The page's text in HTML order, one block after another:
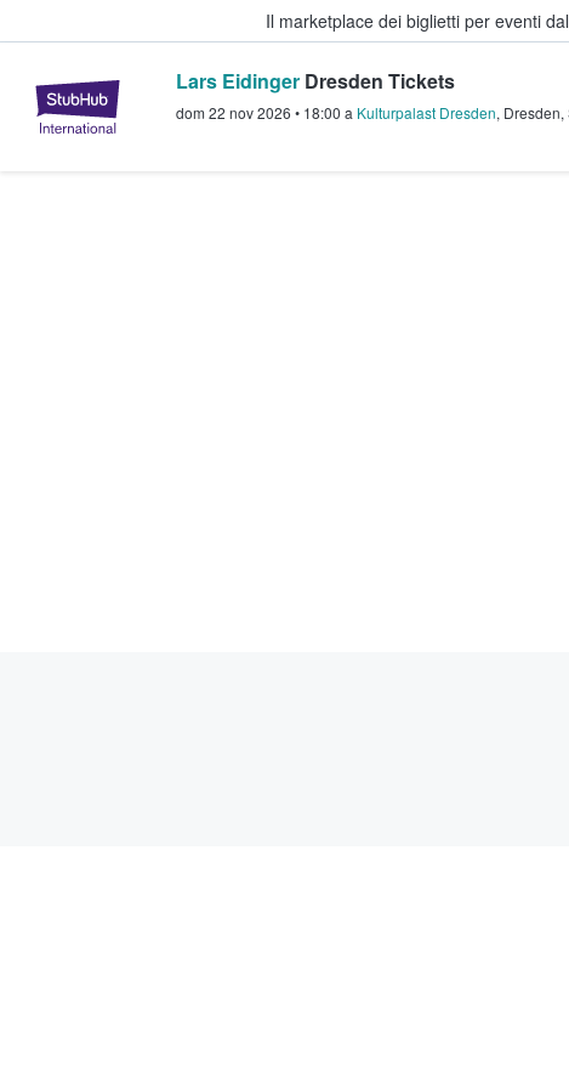
Il marketplace dei biglietti per eventi
StubHub - Dove i fan comprano e
Lars Eidinger Dresden Tickets
dom 22 nov 2026 • 18:00 a Kulturpalast Dresden, Dresden,